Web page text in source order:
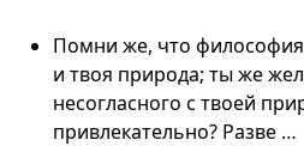
Помни же, что философия
и твоя природа; ты же
несогласного с твоей
привлекательно? Разве …